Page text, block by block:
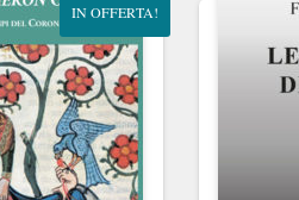
IN OFFERTA!